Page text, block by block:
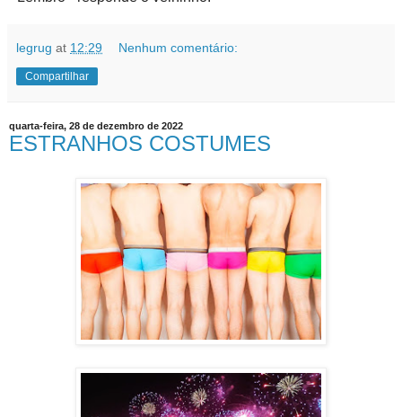
legrug at 12:29 Nenhum comentário:
Compartilhar
quarta-feira, 28 de dezembro de 2022
ESTRANHOS COSTUMES